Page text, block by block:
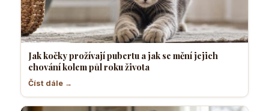
Jak kočky prožívají pubertu a jak se mění jejich
chování kolem půl roku života
Číst dále →